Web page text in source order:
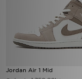
Jordan Air 1 Mid